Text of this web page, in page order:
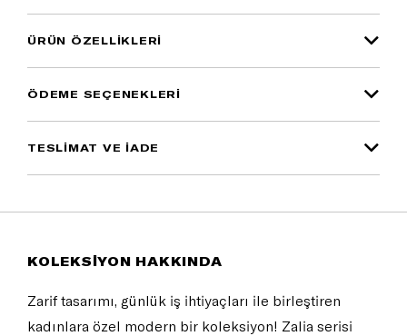
ÜRÜN ÖZELLIKLERI
ÖDEME SEÇENEKLERI
TESLİMAT VE İADE
KOLEKSİYON HAKKINDA
Zarif tasarımı, günlük iş ihtiyaçları ile birleştiren
kadınlara özel modern bir koleksiyon! Zalia serisi